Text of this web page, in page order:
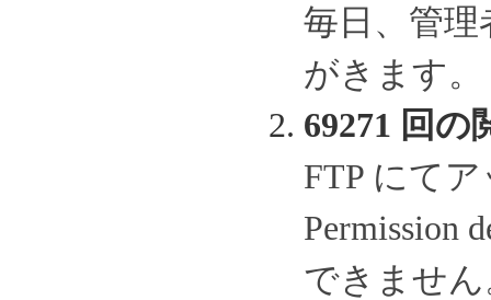
毎日、管
がきます。
69271 回の
FTP にて
Permission
できません